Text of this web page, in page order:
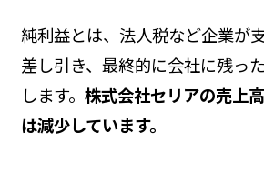
純利益とは、法人税など企業が
差し引き、最終的に会社に残っ
します。 株式会社セリアの売上
は減少しています。